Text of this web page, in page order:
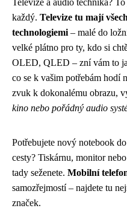
každý. Televize tu mají
technologiemi – malé do
velké plátno pro ty, kdo si
OLED, QLED – zní vám to
co se k vašim potřebám hodí
zvuk k dokonalému obrazu,
kino nebo pořádný audio
Potřebujete nový notebook
cesty? Tiskárnu, monitor
tady seženete. Mobilní
samozřejmostí – najdete tu
značek.